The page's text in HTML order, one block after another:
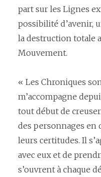
part sur les Lignes
possibilité d’avenir,
la destruction totale
Mouvement.
« Les Chroniques
m’accompagne
tout début de
des personnages en
leurs certitudes. Il
avec eux et de
s’ouvrent à chaque